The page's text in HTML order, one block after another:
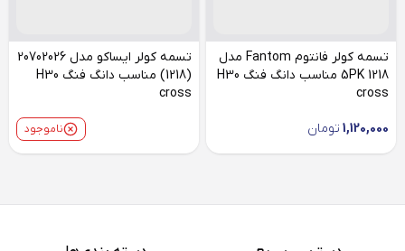
تسمه کولر فانتوم Fantom مدل
5PK 1218 مناسب دانگ فنگ H30
cross
1,120,000 تومان
تسمه کولر ایساکو مدل 20702026
(1218) مناسب دانگ فنگ H30
cross
ناموجود